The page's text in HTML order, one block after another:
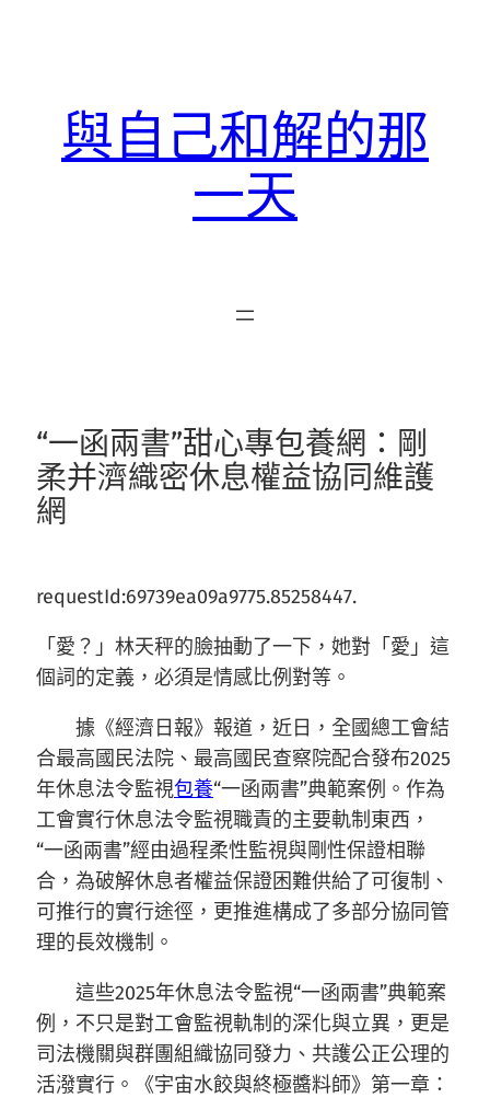
與自己和解的那
一天
“一函兩書”甜心專包養網：剛
柔并濟織密休息權益協同維護
網
requestId:69739ea09a9775.85258447.
「愛？」林天秤的臉抽動了一下，她對「愛」這
個詞的定義，必須是情感比例對等。
據《經濟日報》報道，近日，全國總工會結
合最高國民法院、最高國民查察院配合發布2025
年休息法令監視包養“一函兩書”典範案例。作為
工會實行休息法令監視職責的主要軌制東西，
“一函兩書”經由過程柔性監視與剛性保證相聯
合，為破解休息者權益保證困難供給了可復制、
可推行的實行途徑，更推進構成了多部分協同管
理的長效機制。
這些2025年休息法令監視“一函兩書”典範案
例，不只是對工會監視軌制的深化與立異，更是
司法機關與群團組織協同發力、共護公正公理的
活潑實行。《宇宙水餃與終極醬料師》第一章：